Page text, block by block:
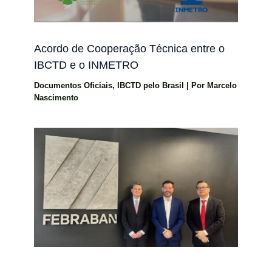
Acordo de Cooperação Técnica entre o
IBCTD e o INMETRO
Documentos Oficiais, IBCTD pelo Brasil | Por Marcelo
Nascimento